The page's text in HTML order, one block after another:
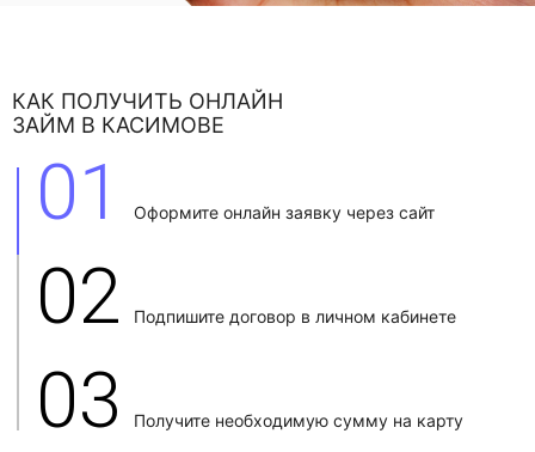
КАК ПОЛУЧИТЬ ОНЛАЙН
ЗАЙМ В КАСИМОВЕ
01 Оформите онлайн заявку через сайт
02 Подпишите договор в личном кабинете
03 Получите необходимую сумму на карту